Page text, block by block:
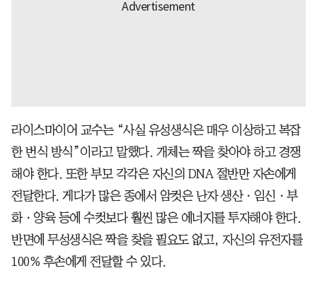
라이스마이어 교수는 “사실 유성생식은 매우 이상하고 복잡
한 번식 방식”이라고 말했다. 개체는 짝을 찾아야 하고 경쟁
해야 한다. 또한 부모 각각은 자신의 DNA 절반만 자손에게
전달한다. 게다가 많은 종에서 암컷은 난자 생산ㆍ임신ㆍ부
화ㆍ양육 등에 수컷보다 훨씬 많은 에너지를 투자해야 한다.
반면에 무성생식은 짝을 찾을 필요도 없고, 자신의 유전자를
100% 후손에게 전달할 수 있다.